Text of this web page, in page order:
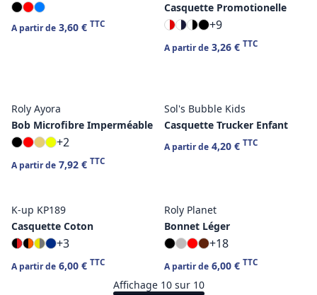
A partir de 3,60 € TTC
Casquette Promotionelle
+9
A partir de 3,26 € TTC
Roly Ayora
Bob Microfibre Imperméable
+2
A partir de 7,92 € TTC
Sol's Bubble Kids
Casquette Trucker Enfant
A partir de 4,20 € TTC
K-up KP189
Casquette Coton
+3
A partir de 6,00 € TTC
Roly Planet
Bonnet Léger
+18
A partir de 6,00 € TTC
Affichage 10 sur 10